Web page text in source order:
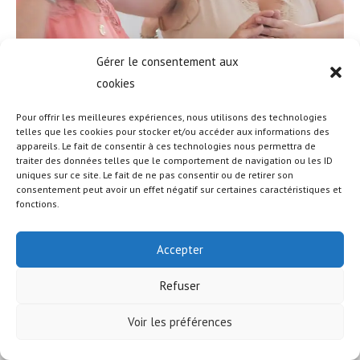
Gérer le consentement aux
cookies
Pour offrir les meilleures expériences, nous utilisons des technologies
telles que les cookies pour stocker et/ou accéder aux informations des
appareils. Le fait de consentir à ces technologies nous permettra de
traiter des données telles que le comportement de navigation ou les ID
uniques sur ce site. Le fait de ne pas consentir ou de retirer son
consentement peut avoir un effet négatif sur certaines caractéristiques et
fonctions.
Accepter
Refuser
Voir les préférences
© COPYRIGHT - OCEANWP THEME BY NICK